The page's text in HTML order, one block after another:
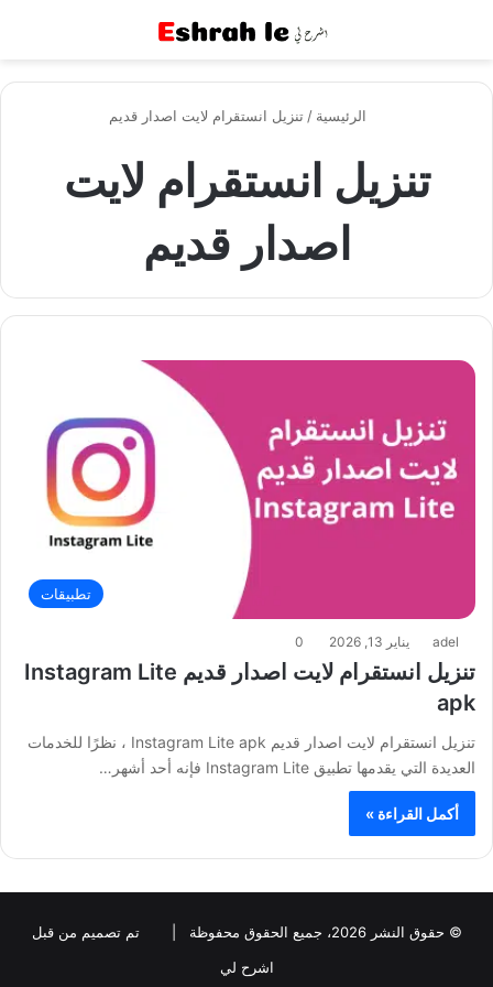
الرئيسية / تنزيل انستقرام لايت اصدار قديم
تنزيل انستقرام لايت
اصدار قديم
تطبيقات
adel يناير 13, 2026 0
تنزيل انستقرام لايت اصدار قديم Instagram Lite
apk
تنزيل انستقرام لايت اصدار قديم Instagram Lite apk ، نظرًا للخدمات
العديدة التي يقدمها تطبيق Instagram Lite فإنه أحد أشهر…
أكمل القراءة »
© حقوق النشر 2026، جميع الحقوق محفوظة |
تم تصميم من قبل
اشرح لي